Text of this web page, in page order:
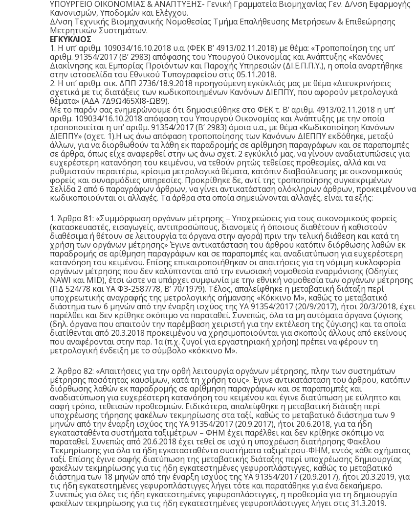
ΥΠΟΥΡΓΕΙΟ ΟΙΚΟΝΟΜΙΑΣ & ΑΝΑΠΤΥΞΗΣ- Γενική Γραμματεία Βιομηχανίας Γεν. Δ/νση Εφαρμογής
Κανονισμών, Υποδομών και Ελέγχου.
Δ/νση Τεχνικής Βιομηχανικής Νομοθεσίας Τμήμα Επαλήθευσης Μετρήσεων & Επιθεώρησης
Μετρητικών Συστημάτων.
ΕΓΚΥΚΛΙΟΣ
1. Η υπ’ αριθμ. 109034/16.10.2018 υ.α. (ΦΕΚ Β’ 4913/02.11.2018) με θέμα: «Τροποποίηση της υπ’
αριθμ. 91354/2017 (Β’ 2983) απόφασης του Υπουργού Οικονομίας και Ανάπτυξης «Κανόνες
Διακίνησης και Εμπορίας Προϊόντων και Παροχής Υπηρεσιών (ΔΙ.Ε.Π.Π.Υ.), η οποία αναρτήθηκε
στην ιστοσελίδα του Εθνικού Τυπογραφείου στις 05.11.2018.
2. Η υπ’ αριθμ. οικ. ΔΠΠ 2736/18.9.2018 προηγούμενη εγκύκλιός μας με θέμα «Διευκρινήσεις
σχετικά με τις διατάξεις των κωδικοποιημένων Κανόνων ΔΙΕΠΠΥ, που αφορούν μετρολογικά
θέματα» (ΑΔΑ 7Δ9Ω465ΧΙ8-ΩΒ9).
Με το παρόν σας ενημερώνουμε ότι δημοσιεύθηκε στο ΦΕΚ τ. Β’ αριθμ. 4913/02.11.2018 η υπ’
αριθμ. 109034/16.10.2018 απόφαση του Υπουργού Οικονομίας και Ανάπτυξης με την οποία
τροποποιείται η υπ’ αριθμ. 91354/2017 (Β’ 2983) όμοια υ.α., με θέμα «Κωδικοποίηση Κανόνων
ΔΙΕΠΠΥ» (σχετ. 1).Η ως άνω απόφαση τροποποίησης των Κανόνων ΔΙΕΠΠΥ εκδόθηκε, μεταξύ
άλλων, για να διορθωθούν τα λάθη εκ παραδρομής σε αρίθμηση παραγράφων και σε παραπομπές
σε άρθρα, όπως είχε αναφερθεί στην ως άνω σχετ. 2 εγκύκλιό μας, να γίνουν αναδιατυπώσεις για
ευχερέστερη κατανόηση του κειμένου, να τεθούν ρητώς τεθείσες προθεσμίες, αλλά και να
ρυθμιστούν περαιτέρω, κρίσιμα μετρολογικά θέματα, κατόπιν διαβούλευσης με οικονομικούς
φορείς και συναρμόδιες υπηρεσίες. Προκρίθηκε δε, αντί της τροποποίησης συγκεκριμένων
Σελίδα 2 από 6 παραγράφων άρθρων, να γίνει αντικατάσταση ολόκληρων άρθρων, προκειμένου να
κωδικοποιούνται οι αλλαγές. Τα άρθρα στα οποία σημειώνονται αλλαγές, είναι τα εξής:
1. Άρθρο 81: «Συμμόρφωση οργάνων μέτρησης – Υποχρεώσεις για τους οικονομικούς φορείς
(κατασκευαστές, εισαγωγείς, αντιπροσώπους, διανομείς ή όποιους διαθέτουν ή καθιστούν
διαθέσιμα ή θέτουν σε λειτουργία τα όργανα στην αγορά) πριν την τελική διάθεση και κατά τη
χρήση των οργάνων μέτρησης» Έγινε αντικατάσταση του άρθρου κατόπιν διόρθωσης λαθών εκ
παραδρομής σε αρίθμηση παραγράφων και σε παραπομπές και αναδιατύπωση για ευχερέστερη
κατανόηση του κειμένου. Επίσης επικαιροποιήθηκαν οι απαιτήσεις για τη νόμιμη κυκλοφορία
οργάνων μέτρησης που δεν καλύπτονται από την ενωσιακή νομοθεσία εναρμόνισης (Οδηγίες
NAWI και MID), έτσι ώστε να υπάρχει συμφωνία με την εθνική νομοθεσία των οργάνων μέτρησης
(ΠΔ 524/78 και ΥΑ Φ3-2587/78, Β’ 70/1979). Τέλος, απαλείφθηκε η μεταβατική διάταξη περί
υποχρεωτικής αναγραφής της μετρολογικής σήμανσης «Κόκκινο Μ», καθώς το μεταβατικό
διάστημα των 6 μηνών από την έναρξη ισχύος της ΥΑ 91354/2017 (20/9/2017), ήτοι 20/3/2018, έχει
παρέλθει και δεν κρίθηκε σκόπιμο να παραταθεί. Συνεπώς, όλα τα μη αυτόματα όργανα ζύγισης
(δηλ. όργανα που απαιτούν την παρέμβαση χειριστή για την εκτέλεση της ζύγισης) και τα οποία
διατίθενται από 20.3.2018 προκειμένου να χρησιμοποιούνται για σκοπούς άλλους από εκείνους
που αναφέρονται στην παρ. 1α (π.χ. ζυγοί για εργαστηριακή χρήση) πρέπει να φέρουν τη
μετρολογική ένδειξη με το σύμβολο «κόκκινο Μ».
2. Άρθρο 82: «Απαιτήσεις για την ορθή λειτουργία οργάνων μέτρησης, πλην των συστημάτων
μέτρησης ποσότητας καυσίμων, κατά τη χρήση τους». Έγινε αντικατάσταση του άρθρου, κατόπιν
διόρθωσης λαθών εκ παραδρομής σε αρίθμηση παραγράφων και σε παραπομπές και
αναδιατύπωση για ευχερέστερη κατανόηση του κειμένου και έγινε διατύπωση με εύληπτο και
σαφή τρόπο, τεθεισών προθεσμιών. Ειδικότερα, απαλείφθηκε η μεταβατική διάταξη περί
υποχρέωσης τήρησης φακέλων τεκμηρίωσης στα ταξί, καθώς το μεταβατικό διάστημα των 9
μηνών από την έναρξη ισχύος της ΥΑ 91354/2017 (20.9.2017), ήτοι 20.6.2018, για τα ήδη
εγκατασταθέντα συστήματα ταξιμέτρων – ΦΗΜ έχει παρέλθει και δεν κρίθηκε σκόπιμο να
παραταθεί. Συνεπώς από 20.6.2018 έχει τεθεί σε ισχύ η υποχρέωση διατήρησης Φακέλου
Τεκμηρίωσης για όλα τα ήδη εγκατασταθέντα συστήματα ταξιμέτρου-ΦΗΜ, εντός κάθε οχήματος
ταξί. Επίσης έγινε σαφής διατύπωση της μεταβατικής διάταξης περί υποχρέωσης δημιουργίας
φακέλων τεκμηρίωσης για τις ήδη εγκατεστημένες γεφυροπλάστιγγες, καθώς το μεταβατικό
διάστημα των 18 μηνών από την έναρξη ισχύος της ΥΑ 91354/2017 (20.9.2017), ήτοι 20.3.2019, για
τις ήδη εγκατεστημένες γεφυροπλάστιγγες λήγει τότε και παρατάθηκε για ένα δεκαήμερο.
Συνεπώς για όλες τις ήδη εγκατεστημένες γεφυροπλάστιγγες, η προθεσμία για τη δημιουργία
φακέλων τεκμηρίωσης για τις ήδη εγκατεστημένες γεφυροπλάστιγγες λήγει στις 31.3.2019.